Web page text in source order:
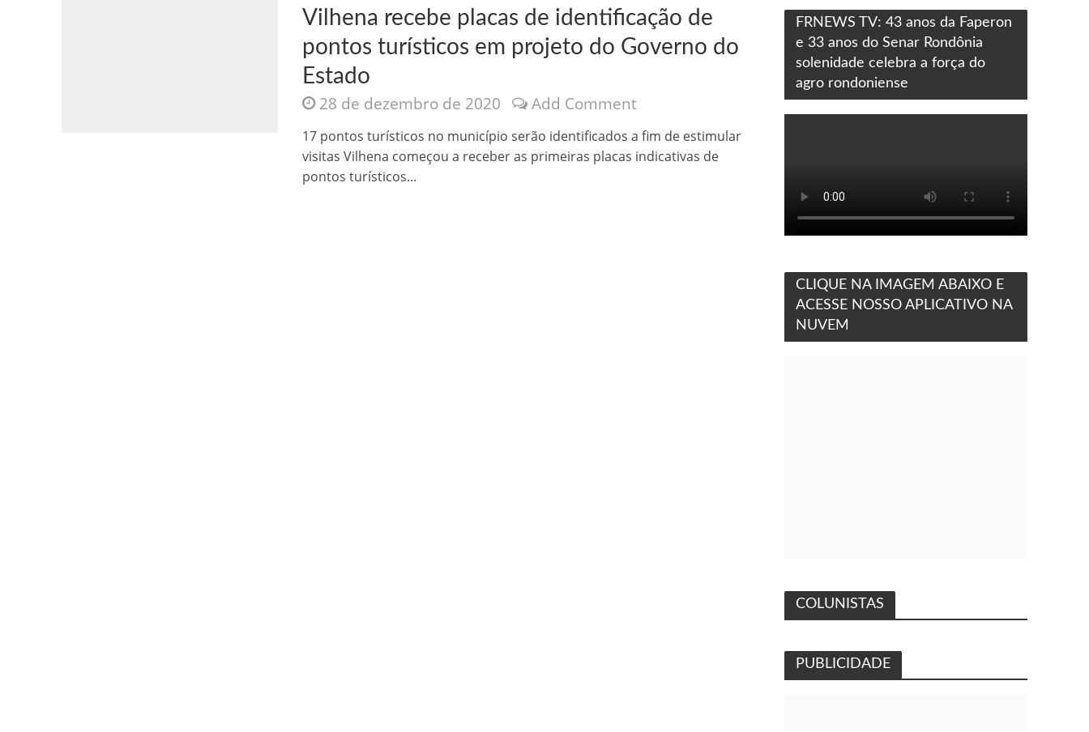
Vilhena recebe placas de identificação de
pontos turísticos em projeto do Governo do
Estado
28 de dezembro de 2020 Add Comment
17 pontos turísticos no município serão identificados a fim de estimular
visitas Vilhena começou a receber as primeiras placas indicativas de
pontos turísticos...
FRNEWS TV: 43 anos da Faperon
e 33 anos do Senar Rondônia
solenidade celebra a força do
agro rondoniense
CLIQUE NA IMAGEM ABAIXO E
ACESSE NOSSO APLICATIVO NA
NUVEM
COLUNISTAS
PUBLICIDADE